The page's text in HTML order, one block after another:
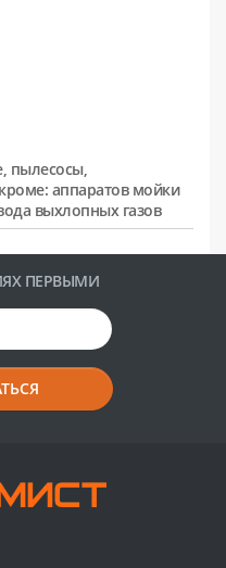
пылесосы,
аппаратов мойки
выхлопных газов
ПЕРВЫМИ